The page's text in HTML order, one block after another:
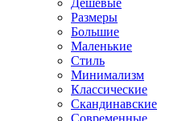
Дешевые
Размеры
Большие
Маленькие
Стиль
Минимализм
Классические
Скандинавские
Современные